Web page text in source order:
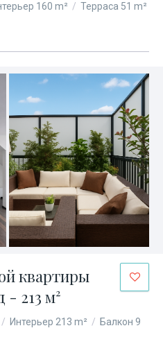
160 m² / Терраса 51 m²
квартиры
- 213 м²
/ Интерьер 213 m² / Балкон 9